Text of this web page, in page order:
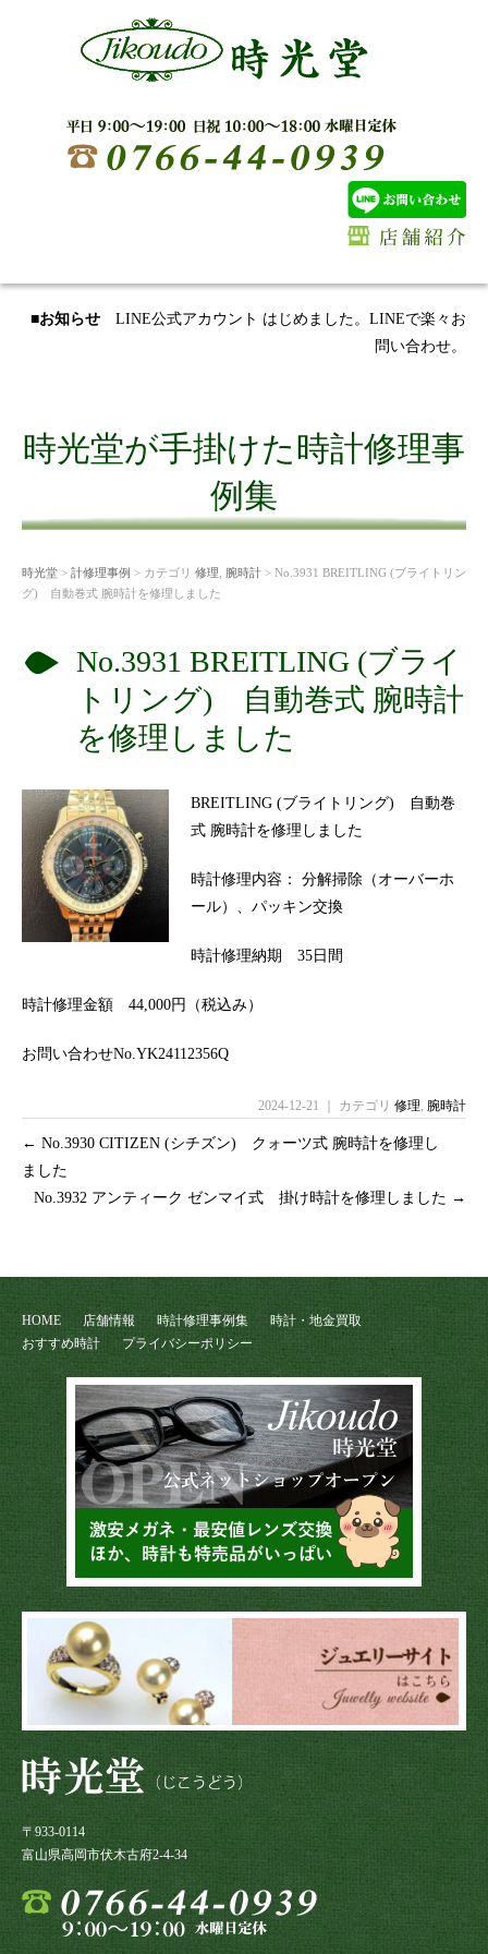
■お知らせ LINE公式アカウント はじめました。LINEで楽々お
問い合わせ。
時光堂が手掛けた時計修理事
例集
時光堂 > 計修理事例 > カテゴリ 修理 腕時計 > No.3931 BREITLING (ブライトリン
グ) 自動巻式 腕時計を修理しました
No.3931 BREITLING (ブライ
トリング) 自動巻式 腕時計
を修理しました
BREITLING (ブライトリング) 自動巻
式 腕時計を修理しました
時計修理内容： 分解掃除（オーバーホ
ール）、パッキン交換
時計修理納期 35日間
時計修理金額 44,000円（税込み）
お問い合わせNo.YK24112356Q
2024-12-21 ｜ カテゴリ 修理, 腕時計
← No.3930 CITIZEN (シチズン) クォーツ式 腕時計を修理し
ました
No.3932 アンティーク ゼンマイ式 掛け時計を修理しました →
HOME 店舗情報 時計修理事例集
時計・地金買取
おすすめ時計
プライバシーポリシー
〒933-0114
富山県高岡市伏木古府2-4-34